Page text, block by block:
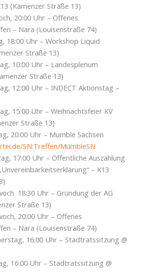
(Kamenzer Straße 13)
20:00 Uhr – Offenes
– Nara (Louisenstraße 74)
18:00 Uhr – Workshop Liquid
Straße 13)
10:00 Uhr – Landesplenum
Straße 13)
12:00 Uhr – INDECT Aktionstag –
15:00 Uhr – Weihnachtsfeier KV
Straße 13)
20:00 Uhr – Mumble Sachsen
SN:Treffen/MumbleSN
17:00 Uhr – Öffentliche Auszählung
– K13
18:30 Uhr – Gründung der AG
Straße 13)
20:00 Uhr – Offenes
– Nara (Louisenstraße 74)
16:00 Uhr – Stadtratssitzung @
16:00 Uhr – Stadtratssitzung @